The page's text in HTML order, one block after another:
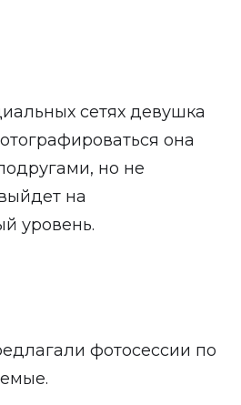
сетях девушка
она
но не
на
уровень.
фотосессии по